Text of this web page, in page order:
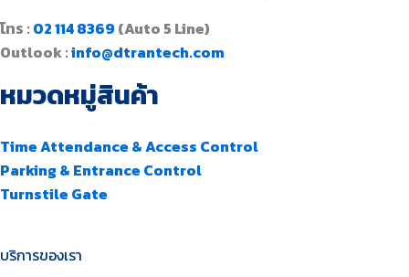
โทร : 02 114 8369 (Auto 5 Line)
Outlook :info@dtrantech.com
หมวดหมู่สินค้า
Time Attendance & Access Control
Parking & Entrance Control
Turnstile Gate
บริการของเรา